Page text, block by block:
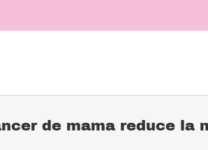
de mama reduce la